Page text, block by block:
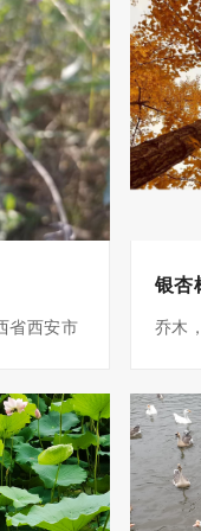
省西安市
；贞观
，为唐
天祐元年
银杏
乔木
粗糙
形；
较雄